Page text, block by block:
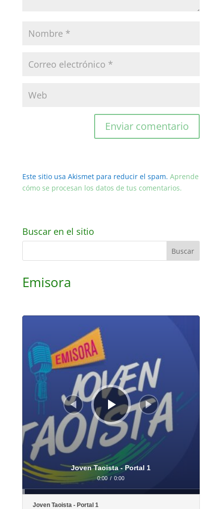
Este sitio usa Akismet para reducir el spam. Aprende
cómo se procesan los datos de tus comentarios.
Buscar en el sitio
Emisora
Reproductor
Joven Taoista - Portal 1
0:00 / 0:00
Joven Taoista - Portal 1